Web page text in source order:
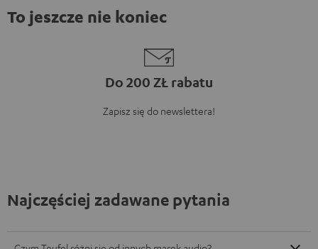
To jeszcze nie koniec
Do 200 ZŁ rabatu
Zapisz się do newslettera!
Najczęściej zadawane pytania